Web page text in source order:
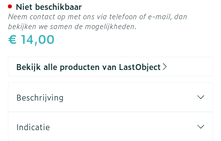
€ 14,00
Niet beschikbaar
Neem contact op met ons via telefoon of e-mail, dan
bekijken we samen de mogelijkheden.
Bekijk alle producten van LastObject
Beschrijving
Indicatie